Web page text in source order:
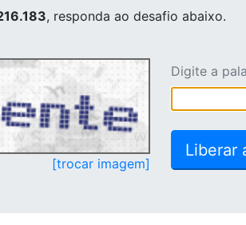
, responda ao desafio abaixo.
[trocar imagem]
Digite a